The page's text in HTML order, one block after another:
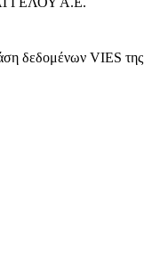
δεδομένων VIES της